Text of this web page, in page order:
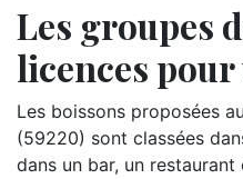
Les groupes
licences
Les boissons proposées
(59220) sont classées
dans un bar, un restaurant